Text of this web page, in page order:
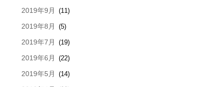
2019年9月 (11)
2019年8月 (5)
2019年7月 (19)
2019年6月 (22)
2019年5月 (14)